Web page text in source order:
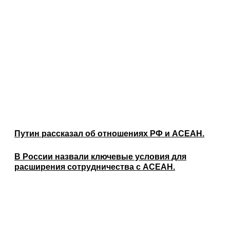
Путин рассказал об отношениях РФ и АСЕАН.
В России назвали ключевые условия для
расширения сотрудничества с АСЕАН.